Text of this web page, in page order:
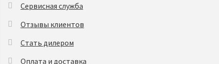
Сервисная служба
Отзывы клиентов
Стать дилером
Оплата и доставка